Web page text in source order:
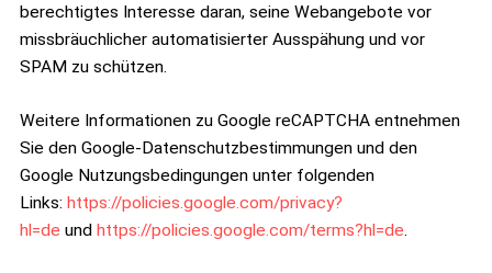
berechtigtes Interesse daran, seine Webangebote vor
missbräuchlicher automatisierter Ausspähung und vor
SPAM zu schützen.
Weitere Informationen zu Google reCAPTCHA entnehmen
Sie den Google-Datenschutzbestimmungen und den
Google Nutzungsbedingungen unter folgenden
Links: https://policies.google.com/privacy?
hl=de und https://policies.google.com/terms?hl=de.